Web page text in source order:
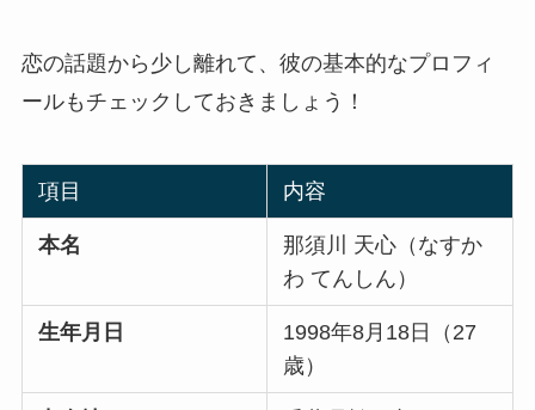
恋の話題から少し離れて、彼の基本的なプロフィ
ールもチェックしておきましょう！
項目 内容
本名
那須川 天心（なすか
わ てんしん）
生年月日
1998年8月18日（27
歳）